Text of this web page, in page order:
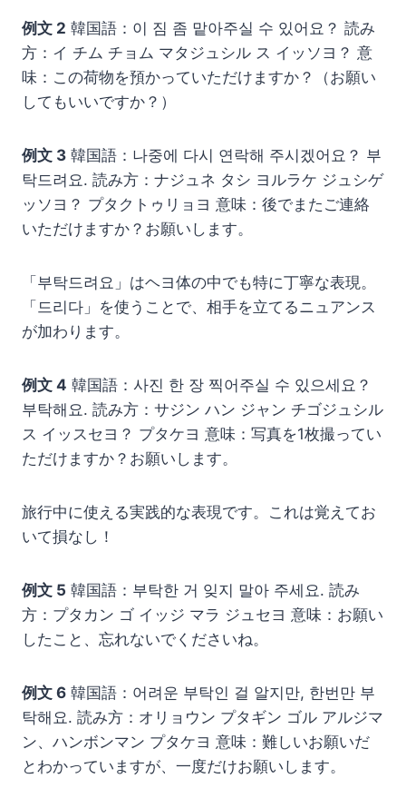
例文 2 韓国語：이 짐 좀 맡아주실 수 있어요？ 読み
方：イ チム チョム マタジュシル ス イッソヨ？ 意
味：この荷物を預かっていただけますか？（お願い
してもいいですか？）
例文 3 韓国語：나중에 다시 연락해 주시겠어요？ 부
탁드려요. 読み方：ナジュネ タシ ヨルラケ ジュシゲ
ッソヨ？ プタクトゥリョヨ 意味：後でまたご連絡
いただけますか？お願いします。
「부탁드려요」はヘヨ体の中でも特に丁寧な表現。
「드리다」を使うことで、相手を立てるニュアンス
が加わります。
例文 4 韓国語：사진 한 장 찍어주실 수 있으세요？
부탁해요. 読み方：サジン ハン ジャン チゴジュシル
ス イッスセヨ？ プタケヨ 意味：写真を1枚撮ってい
ただけますか？お願いします。
旅行中に使える実践的な表現です。これは覚えてお
いて損なし！
例文 5 韓国語：부탁한 거 잊지 말아 주세요. 読み
方：プタカン ゴ イッジ マラ ジュセヨ 意味：お願い
したこと、忘れないでくださいね。
例文 6 韓国語：어려운 부탁인 걸 알지만, 한번만 부
탁해요. 読み方：オリョウン プタギン ゴル アルジマ
ン、ハンボンマン プタケヨ 意味：難しいお願いだ
とわかっていますが、一度だけお願いします。